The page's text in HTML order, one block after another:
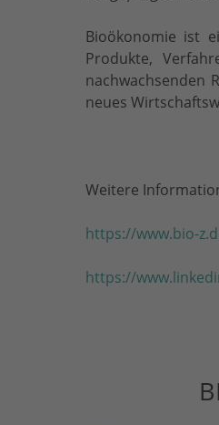
Bioökonomie ist
Produkte,
nachwachsenden
neues
Weitere
https://www.bio-
https://